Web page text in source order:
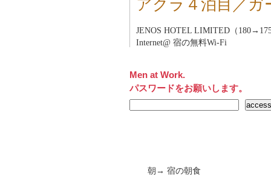
アクラ４泊目／ガ
JENOS HOTEL LIMITED（
Internet@ 宿の無料Wi-Fi
Men at Work.
パスワードをお願いします。
朝→ 宿の朝食